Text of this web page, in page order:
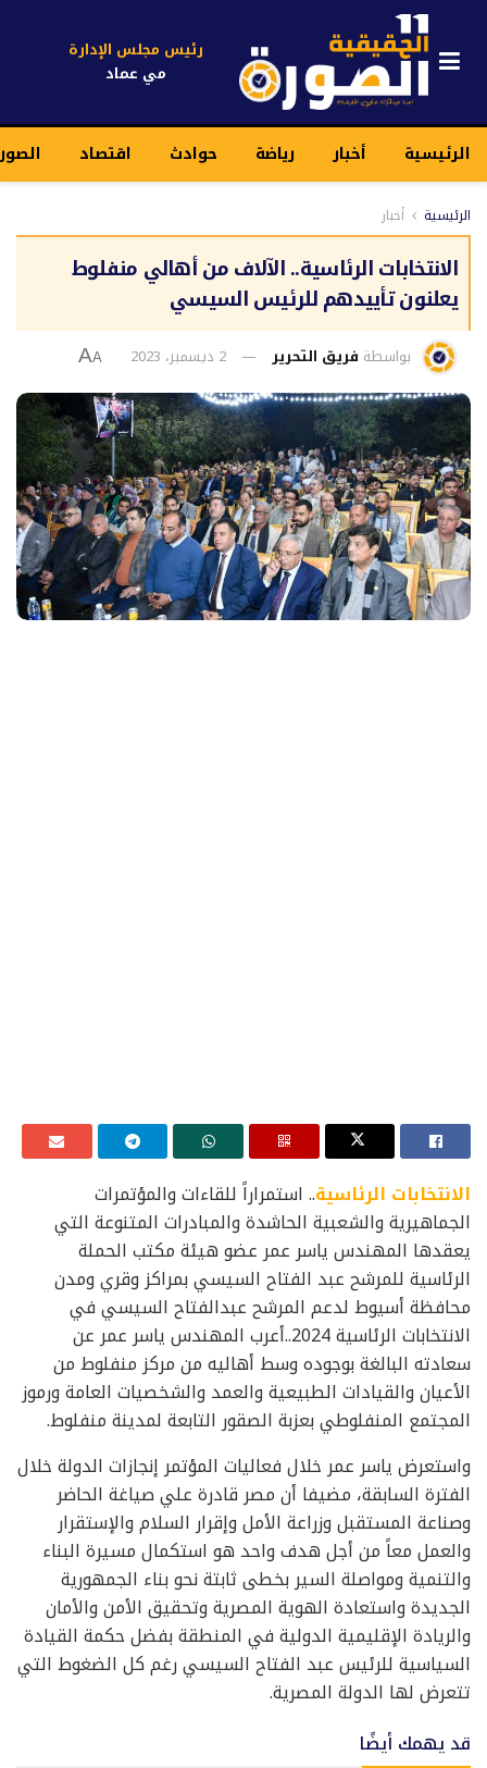
رئيس مجلس الإدارة
مي عماد
الرئيسية أخبار رياضة حوادث اقتصاد
الرئيسية أخبار
الانتخابات الرئاسية.. الآلاف من أهالي منفلوط
يعلنون تأييدهم للرئيس السيسي
بواسطة فريق التحرير 2 ديسمبر، 2023 A
A
الانتخابات الرئاسية.. استمراراً للقاءات والمؤتمرات
الجماهيرية والشعبية الحاشدة والمبادرات المتنوعة التي
يعقدها المهندس ياسر عمر عضو هيئة مكتب الحملة
الرئاسية للمرشح عبد الفتاح السيسي بمراكز وقري ومدن
محافظة أسيوط لدعم المرشح عبدالفتاح السيسي في
الانتخابات الرئاسية 2024..أعرب المهندس ياسر عمر عن
سعادته البالغة بوجوده وسط أهاليه من مركز منفلوط من
الأعيان والقيادات الطبيعية والعمد والشخصيات العامة ورموز
المجتمع المنفلوطي بعزبة الصقور التابعة لمدينة منفلوط.
واستعرض ياسر عمر خلال فعاليات المؤتمر إنجازات الدولة خلال
الفترة السابقة، مضيفا أن مصر قادرة علي صياغة الحاضر
وصناعة المستقبل وزراعة الأمل وإقرار السلام والإستقرار
والعمل معاً من أجل هدف واحد هو استكمال مسيرة البناء
والتنمية ومواصلة السير بخطى ثابتة نحو بناء الجمهورية
الجديدة واستعادة الهوية المصرية وتحقيق الأمن والأمان
والريادة الإقليمية الدولية في المنطقة بفضل حكمة القيادة
السياسية للرئيس عبد الفتاح السيسي رغم كل الضغوط التي
تتعرض لها الدولة المصرية.
قد يهمك أيضًا